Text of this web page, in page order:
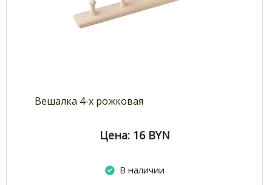
Вешалка 4-х рожковая
Цена: 16 BYN
В наличии